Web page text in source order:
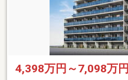
4,398万円～7,098万円